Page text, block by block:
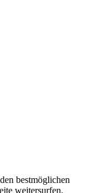
bestmöglichen
weitersurfen,